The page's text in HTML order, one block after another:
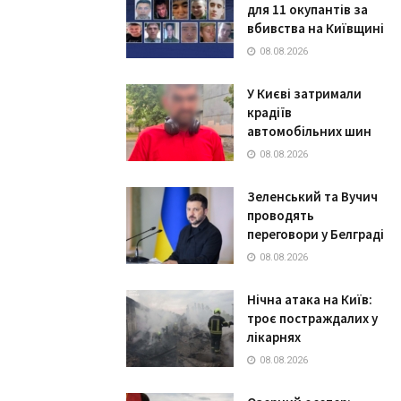
для 11 окупантів за
вбивства на Київщині
08.08.2026
У Києві затримали
крадіїв
автомобільних шин
08.08.2026
Зеленський та Вучич
проводять
переговори у Белграді
08.08.2026
Нічна атака на Київ:
троє постраждалих у
лікарнях
08.08.2026